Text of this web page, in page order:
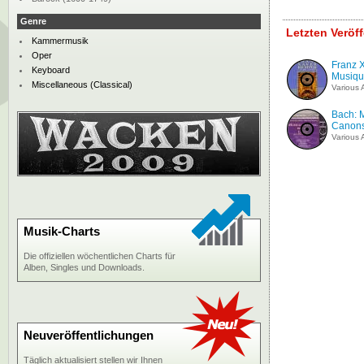
Letzten
Franz
Various
Bach:
Various
Genre
Kammermusik
Oper
Keyboard
Miscellaneous (Classical)
Musik-Charts
Die offiziellen wöchentlichen Charts für
Alben, Singles und Downloads.
Neuveröffentlichungen
Täglich aktualisiert stellen wir Ihnen